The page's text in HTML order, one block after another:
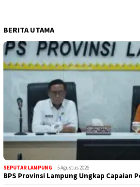
BERITA UTAMA
SEPUTAR LAMPUNG 5 Agustus 2026
BPS Provinsi Lampung Ungkap Capaian